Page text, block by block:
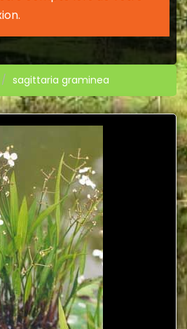
sagittaria graminea